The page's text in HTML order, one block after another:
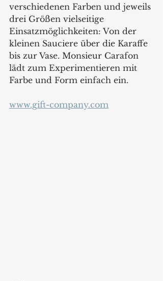
verschiedenen Farben und jeweils
drei Größen vielseitige
Einsatzmöglichkeiten: Von der
kleinen Sauciere über die Karaffe
bis zur Vase. Monsieur Carafon
lädt zum Experimentieren mit
Farbe und Form einfach ein.
www.gift-company.com